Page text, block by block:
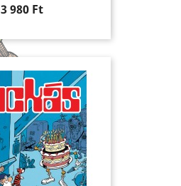
Ár
3 980 Ft